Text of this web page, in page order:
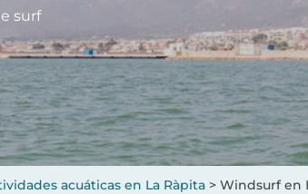
surf
acuáticas en La Ràpita > Windsurf en